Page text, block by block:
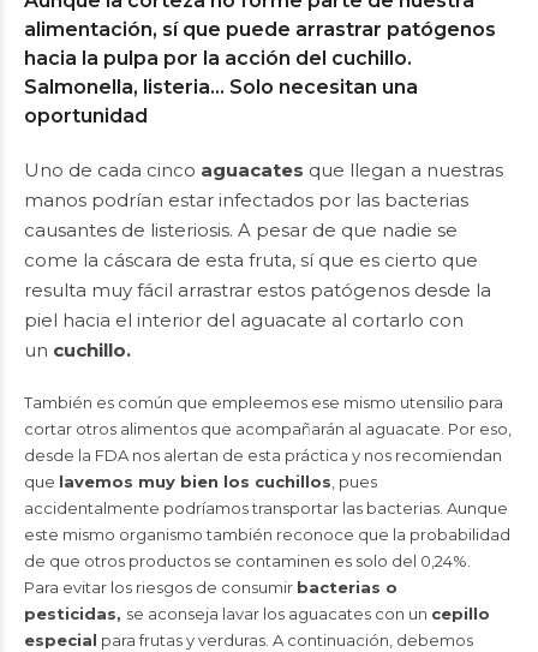
alimentación, sí que puede arrastrar patógenos
hacia la pulpa por la acción del cuchillo.
Salmonella, listeria… Solo necesitan una
oportunidad
Uno de cada cinco aguacates que llegan a nuestras
manos podrían estar infectados por las bacterias
causantes de listeriosis. A pesar de que nadie se
come la cáscara de esta fruta, sí que es cierto que
resulta muy fácil arrastrar estos patógenos desde la
piel hacia el interior del aguacate al cortarlo con
un cuchillo.
También es común que empleemos ese mismo utensilio para
cortar otros alimentos que acompañarán al aguacate. Por eso,
desde la FDA nos alertan de esta práctica y nos recomiendan
que lavemos muy bien los cuchillos, pues
accidentalmente podríamos transportar las bacterias. Aunque
este mismo organismo también reconoce que la probabilidad
de que otros productos se contaminen es solo del 0,24%.
Para evitar los riesgos de consumir bacterias o
pesticidas, se aconseja lavar los aguacates con un cepillo
especial para frutas y verduras. A continuación, debemos